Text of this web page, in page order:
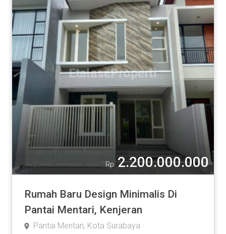
Rp 2.200.000.000
Rumah Baru Design Minimalis Di
Pantai Mentari, Kenjeran
Pantai Mentari, Kota Surabaya